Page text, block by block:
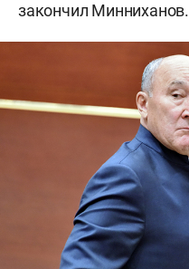
закончил Минниханов.